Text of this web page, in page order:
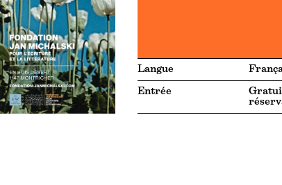
Langue
Entrée